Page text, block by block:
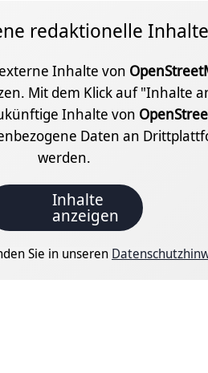
redaktionelle Inhalte
Inhalte von
Mit dem Klick auf "Inhalte
Inhalte von
Daten an
werden.
Inhalte
anzeigen
Sie in unseren